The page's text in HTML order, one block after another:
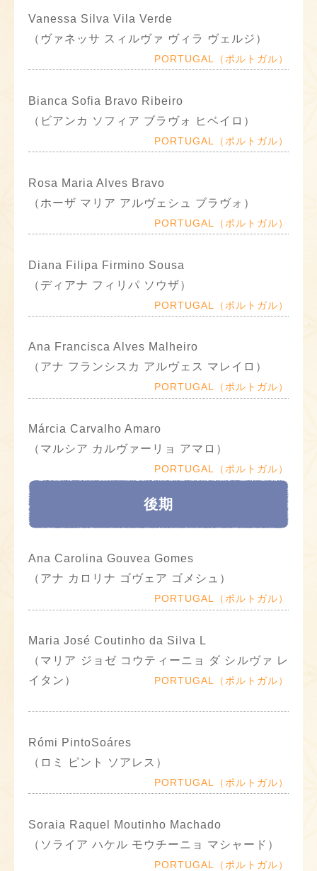
Vanessa Silva Vila Verde
（ヴァネッサ スィルヴァ ヴィラ ヴェルジ）
PORTUGAL（ポルトガル）
Bianca Sofia Bravo Ribeiro
（ビアンカ ソフィア ブラヴォ ヒベイロ）
PORTUGAL（ポルトガル）
Rosa Maria Alves Bravo
（ホーザ マリア アルヴェシュ ブラヴォ）
PORTUGAL（ポルトガル）
Diana Filipa Firmino Sousa
（ディアナ フィリパ ソウザ）
PORTUGAL（ポルトガル）
Ana Francisca Alves Malheiro
（アナ フランシスカ アルヴェス マレイロ）
PORTUGAL（ポルトガル）
Márcia Carvalho Amaro
（マルシア カルヴァーリョ アマロ）
PORTUGAL（ポルトガル）
後期
Ana Carolina Gouvea Gomes
（アナ カロリナ ゴヴェア ゴメシュ）
PORTUGAL（ポルトガル）
Maria José Coutinho da Silva L
（マリア ジョゼ コウティーニョ ダ シルヴァ レ
イタン）
PORTUGAL（ポルトガル）
Rómi PintoSoáres
（ロミ ピント ソアレス）
PORTUGAL（ポルトガル）
Soraia Raquel Moutinho Machado
（ソライア ハケル モウチーニョ マシャード）
PORTUGAL（ポルトガル）